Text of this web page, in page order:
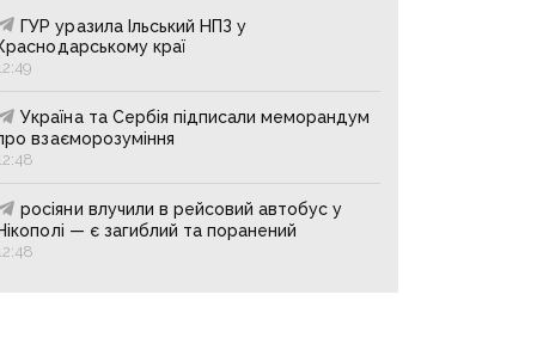
ГУР уразила Ільський НПЗ у
краї
Україна та Сербія підписали меморандум
взаєморозуміння
росіяни влучили в рейсовий автобус у
— є загиблий та поранений